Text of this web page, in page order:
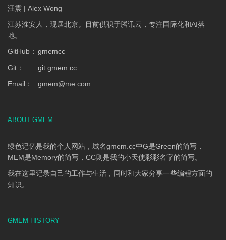
汪震 | Alex Wong
江苏淮安人，现居北京。目前供职于腾讯云，专注国际化和AI落
地。
GitHub： gmemcc
Git：
git.gmem.cc
Email：
gmem@me.com
ABOUT GMEM
绿色记忆是我的个人网站，域名gmem.cc中G是Green的简写，
MEM是Memory的简写，CC则是我的小天使彩彩名字的简写。
我在这里记录自己的工作与生活，同时和大家分享一些编程方面的
知识。
GMEM HISTORY